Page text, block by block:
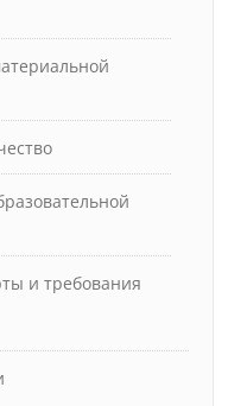
и требования